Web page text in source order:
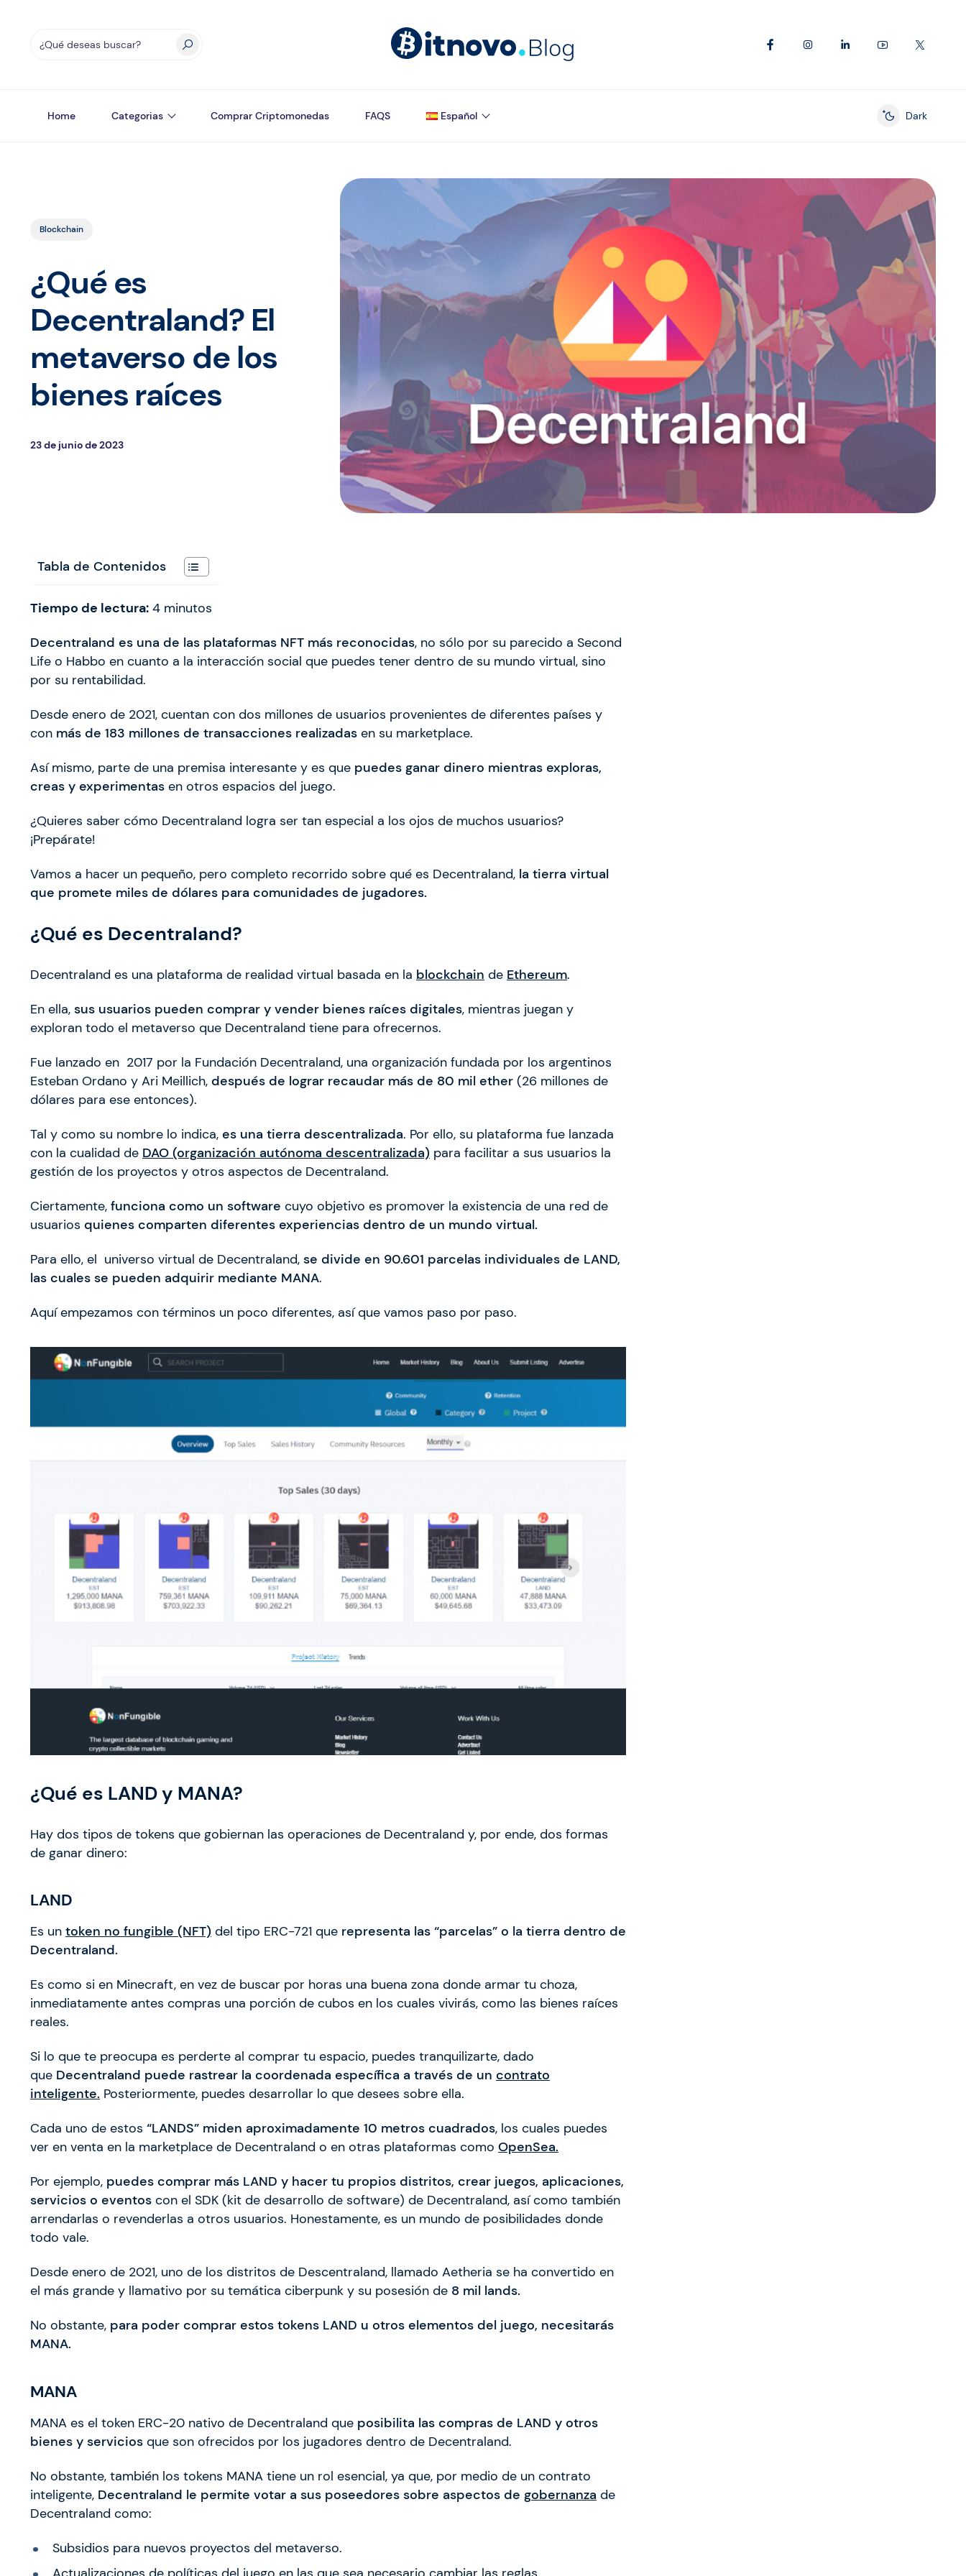
Home Categorias Comprar Criptomonedas FAQS Español
Enable dark
Dark
Blockchain
¿Qué es
Decentraland? El
metaverso de los
bienes raíces
23 de junio de 2023
Tabla de Contenidos
Tiempo de lectura: 4 minutos
Decentraland es una de las plataformas NFT más reconocidas, no sólo por su parecido a Second
Life o Habbo en cuanto a la interacción social que puedes tener dentro de su mundo virtual, sino
por su rentabilidad.
Desde enero de 2021, cuentan con dos millones de usuarios provenientes de diferentes países y
con más de 183 millones de transacciones realizadas en su marketplace.
Así mismo, parte de una premisa interesante y es que puedes ganar dinero mientras exploras,
creas y experimentas en otros espacios del juego.
¿Quieres saber cómo Decentraland logra ser tan especial a los ojos de muchos usuarios?
¡Prepárate!
Vamos a hacer un pequeño, pero completo recorrido sobre qué es Decentraland, la tierra virtual
que promete miles de dólares para comunidades de jugadores.
¿Qué es Decentraland?
Decentraland es una plataforma de realidad virtual basada en la blockchain de Ethereum.
En ella, sus usuarios pueden comprar y vender bienes raíces digitales, mientras juegan y
exploran todo el metaverso que Decentraland tiene para ofrecernos.
Fue lanzado en 2017 por la Fundación Decentraland, una organización fundada por los argentinos
Esteban Ordano y Ari Meillich, después de lograr recaudar más de 80 mil ether (26 millones de
dólares para ese entonces).
Tal y como su nombre lo indica, es una tierra descentralizada. Por ello, su plataforma fue lanzada
con la cualidad de DAO (organización autónoma descentralizada) para facilitar a sus usuarios la
gestión de los proyectos y otros aspectos de Decentraland.
Ciertamente, funciona como un software cuyo objetivo es promover la existencia de una red de
usuarios quienes comparten diferentes experiencias dentro de un mundo virtual.
Para ello, el universo virtual de Decentraland, se divide en 90.601 parcelas individuales de LAND,
las cuales se pueden adquirir mediante MANA.
Aquí empezamos con términos un poco diferentes, así que vamos paso por paso.
¿Qué es LAND y MANA?
Hay dos tipos de tokens que gobiernan las operaciones de Decentraland y, por ende, dos formas
de ganar dinero:
LAND
Es un token no fungible (NFT) del tipo ERC-721 que representa las “parcelas” o la tierra dentro de
Decentraland.
Es como si en Minecraft, en vez de buscar por horas una buena zona donde armar tu choza,
inmediatamente antes compras una porción de cubos en los cuales vivirás, como las bienes raíces
reales.
Si lo que te preocupa es perderte al comprar tu espacio, puedes tranquilizarte, dado
que Decentraland puede rastrear la coordenada específica a través de un contrato
inteligente. Posteriormente, puedes desarrollar lo que desees sobre ella.
Cada uno de estos “LANDS” miden aproximadamente 10 metros cuadrados, los cuales puedes
ver en venta en la marketplace de Decentraland o en otras plataformas como OpenSea.
Por ejemplo, puedes comprar más LAND y hacer tu propios distritos, crear juegos, aplicaciones,
servicios o eventos con el SDK (kit de desarrollo de software) de Decentraland, así como también
arrendarlas o revenderlas a otros usuarios. Honestamente, es un mundo de posibilidades donde
todo vale.
Desde enero de 2021, uno de los distritos de Descentraland, llamado Aetheria se ha convertido en
el más grande y llamativo por su temática ciberpunk y su posesión de 8 mil lands.
No obstante, para poder comprar estos tokens LAND u otros elementos del juego, necesitarás
MANA.
MANA
MANA es el token ERC-20 nativo de Decentraland que posibilita las compras de LAND y otros
bienes y servicios que son ofrecidos por los jugadores dentro de Decentraland.
No obstante, también los tokens MANA tiene un rol esencial, ya que, por medio de un contrato
inteligente, Decentraland le permite votar a sus poseedores sobre aspectos de gobernanza de
Decentraland como:
Subsidios para nuevos proyectos del metaverso.
Actualizaciones de políticas del juego en las que sea necesario cambiar las reglas.